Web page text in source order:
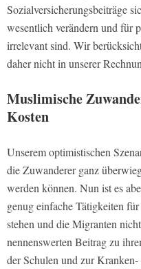
Sozialversicherungsbeiträge
wesentlich verändern und für
irrelevant sind. Wir
daher nicht in unserer
Muslimische
Kosten
Unserem optimistischen
die Zuwanderer ganz
werden können. Nun ist es
genug einfache Tätigkeiten
stehen und die Migranten
nennenswerten Beitrag zu
der Schulen und zur